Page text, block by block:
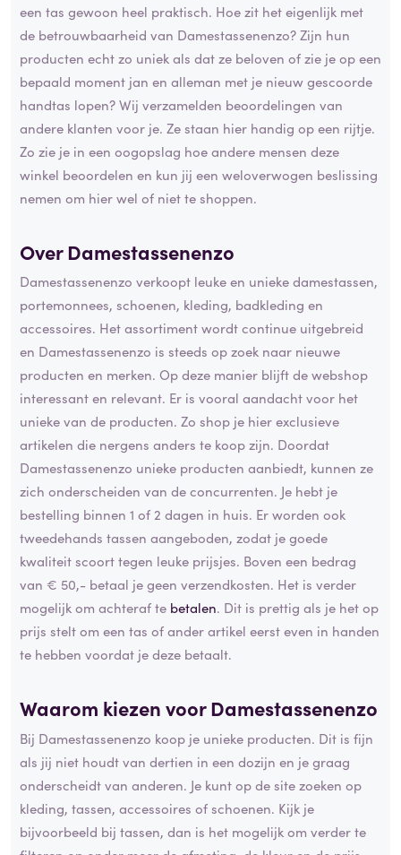
een tas gewoon heel praktisch. Hoe zit het eigenlijk met
de betrouwbaarheid van Damestassenenzo? Zijn hun
producten echt zo uniek als dat ze beloven of zie je op een
bepaald moment jan en alleman met je nieuw gescoorde
handtas lopen? Wij verzamelden beoordelingen van
andere klanten voor je. Ze staan hier handig op een rijtje.
Zo zie je in een oogopslag hoe andere mensen deze
winkel beoordelen en kun jij een weloverwogen beslissing
nemen om hier wel of niet te shoppen.
Over Damestassenenzo
Damestassenenzo verkoopt leuke en unieke damestassen,
portemonnees, schoenen, kleding, badkleding en
accessoires. Het assortiment wordt continue uitgebreid
en Damestassenenzo is steeds op zoek naar nieuwe
producten en merken. Op deze manier blijft de webshop
interessant en relevant. Er is vooral aandacht voor het
unieke van de producten. Zo shop je hier exclusieve
artikelen die nergens anders te koop zijn. Doordat
Damestassenenzo unieke producten aanbiedt, kunnen ze
zich onderscheiden van de concurrenten. Je hebt je
bestelling binnen 1 of 2 dagen in huis. Er worden ook
tweedehands tassen aangeboden, zodat je goede
kwaliteit scoort tegen leuke prijsjes. Boven een bedrag
van € 50,- betaal je geen verzendkosten. Het is verder
mogelijk om achteraf te betalen. Dit is prettig als je het op
prijs stelt om een tas of ander artikel eerst even in handen
te hebben voordat je deze betaalt.
Waarom kiezen voor Damestassenenzo
Bij Damestassenenzo koop je unieke producten. Dit is fijn
als jij niet houdt van dertien in een dozijn en je graag
onderscheidt van anderen. Je kunt op de site zoeken op
kleding, tassen, accessoires of schoenen. Kijk je
bijvoorbeeld bij tassen, dan is het mogelijk om verder te